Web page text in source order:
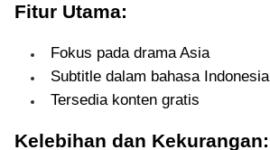
Fitur Utama:
Fokus pada drama Asia
Subtitle dalam bahasa Indonesia
Tersedia konten gratis
Kelebihan dan Kekurangan: